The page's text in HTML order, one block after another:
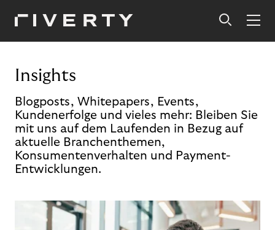
Insights
Blogposts, Whitepapers, Events,
Kundenerfolge und vieles mehr: Bleiben Sie
mit uns auf dem Laufenden in Bezug auf
aktuelle Branchenthemen,
Konsumentenverhalten und Payment-
Entwicklungen.